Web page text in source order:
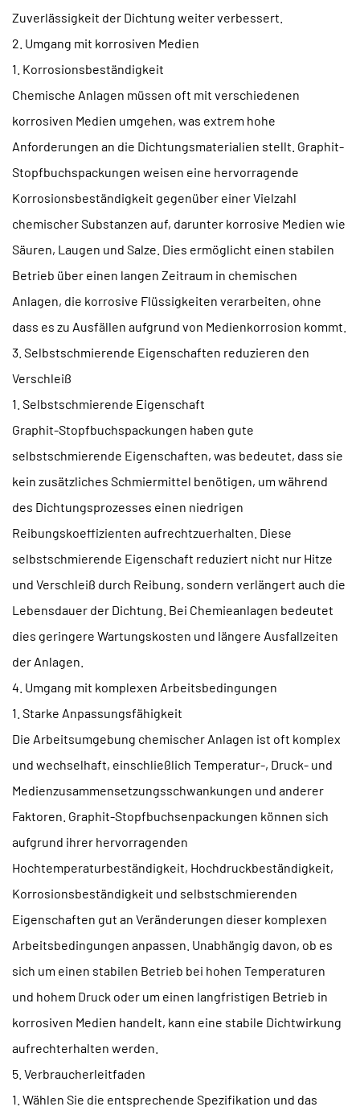
Zuverlässigkeit der Dichtung weiter verbessert.
2. Umgang mit korrosiven Medien
1. Korrosionsbeständigkeit
Chemische Anlagen müssen oft mit verschiedenen
korrosiven Medien umgehen, was extrem hohe
Anforderungen an die Dichtungsmaterialien stellt. Graphit-
Stopfbuchspackungen weisen eine hervorragende
Korrosionsbeständigkeit gegenüber einer Vielzahl
chemischer Substanzen auf, darunter korrosive Medien wie
Säuren, Laugen und Salze. Dies ermöglicht einen stabilen
Betrieb über einen langen Zeitraum in chemischen
Anlagen, die korrosive Flüssigkeiten verarbeiten, ohne
dass es zu Ausfällen aufgrund von Medienkorrosion kommt.
3. Selbstschmierende Eigenschaften reduzieren den
Verschleiß
1. Selbstschmierende Eigenschaft
Graphit-Stopfbuchspackungen haben gute
selbstschmierende Eigenschaften, was bedeutet, dass sie
kein zusätzliches Schmiermittel benötigen, um während
des Dichtungsprozesses einen niedrigen
Reibungskoeffizienten aufrechtzuerhalten. Diese
selbstschmierende Eigenschaft reduziert nicht nur Hitze
und Verschleiß durch Reibung, sondern verlängert auch die
Lebensdauer der Dichtung. Bei Chemieanlagen bedeutet
dies geringere Wartungskosten und längere Ausfallzeiten
der Anlagen.
4. Umgang mit komplexen Arbeitsbedingungen
1. Starke Anpassungsfähigkeit
Die Arbeitsumgebung chemischer Anlagen ist oft komplex
und wechselhaft, einschließlich Temperatur-, Druck- und
Medienzusammensetzungsschwankungen und anderer
Faktoren. Graphit-Stopfbuchsenpackungen können sich
aufgrund ihrer hervorragenden
Hochtemperaturbeständigkeit, Hochdruckbeständigkeit,
Korrosionsbeständigkeit und selbstschmierenden
Eigenschaften gut an Veränderungen dieser komplexen
Arbeitsbedingungen anpassen. Unabhängig davon, ob es
sich um einen stabilen Betrieb bei hohen Temperaturen
und hohem Druck oder um einen langfristigen Betrieb in
korrosiven Medien handelt, kann eine stabile Dichtwirkung
aufrechterhalten werden.
5. Verbraucherleitfaden
1. Wählen Sie die entsprechende Spezifikation und das